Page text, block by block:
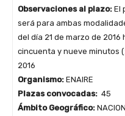
Observaciones al plazo: El
será para ambas
del día 21 de marzo de
cincuenta y nueve minutos
2016
Organismo: ENAIRE
Plazas convocadas: 45
Ámbito Geográfico: